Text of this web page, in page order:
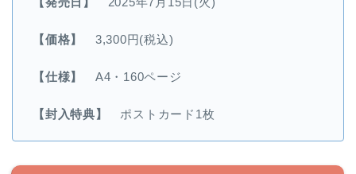
【価格】 3,300円(税込)
【仕様】 A4・160ページ
【封入特典】 ポストカード1枚